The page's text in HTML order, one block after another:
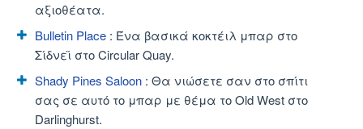
αξιοθέατα.
Bulletin Place : Ένα βασικά κοκτέιλ μπαρ στο
Σίδνεϊ στο Circular Quay.
Shady Pines Saloon : Θα νιώσετε σαν στο σπίτι
σας σε αυτό το μπαρ με θέμα το Old West στο
Darlinghurst.